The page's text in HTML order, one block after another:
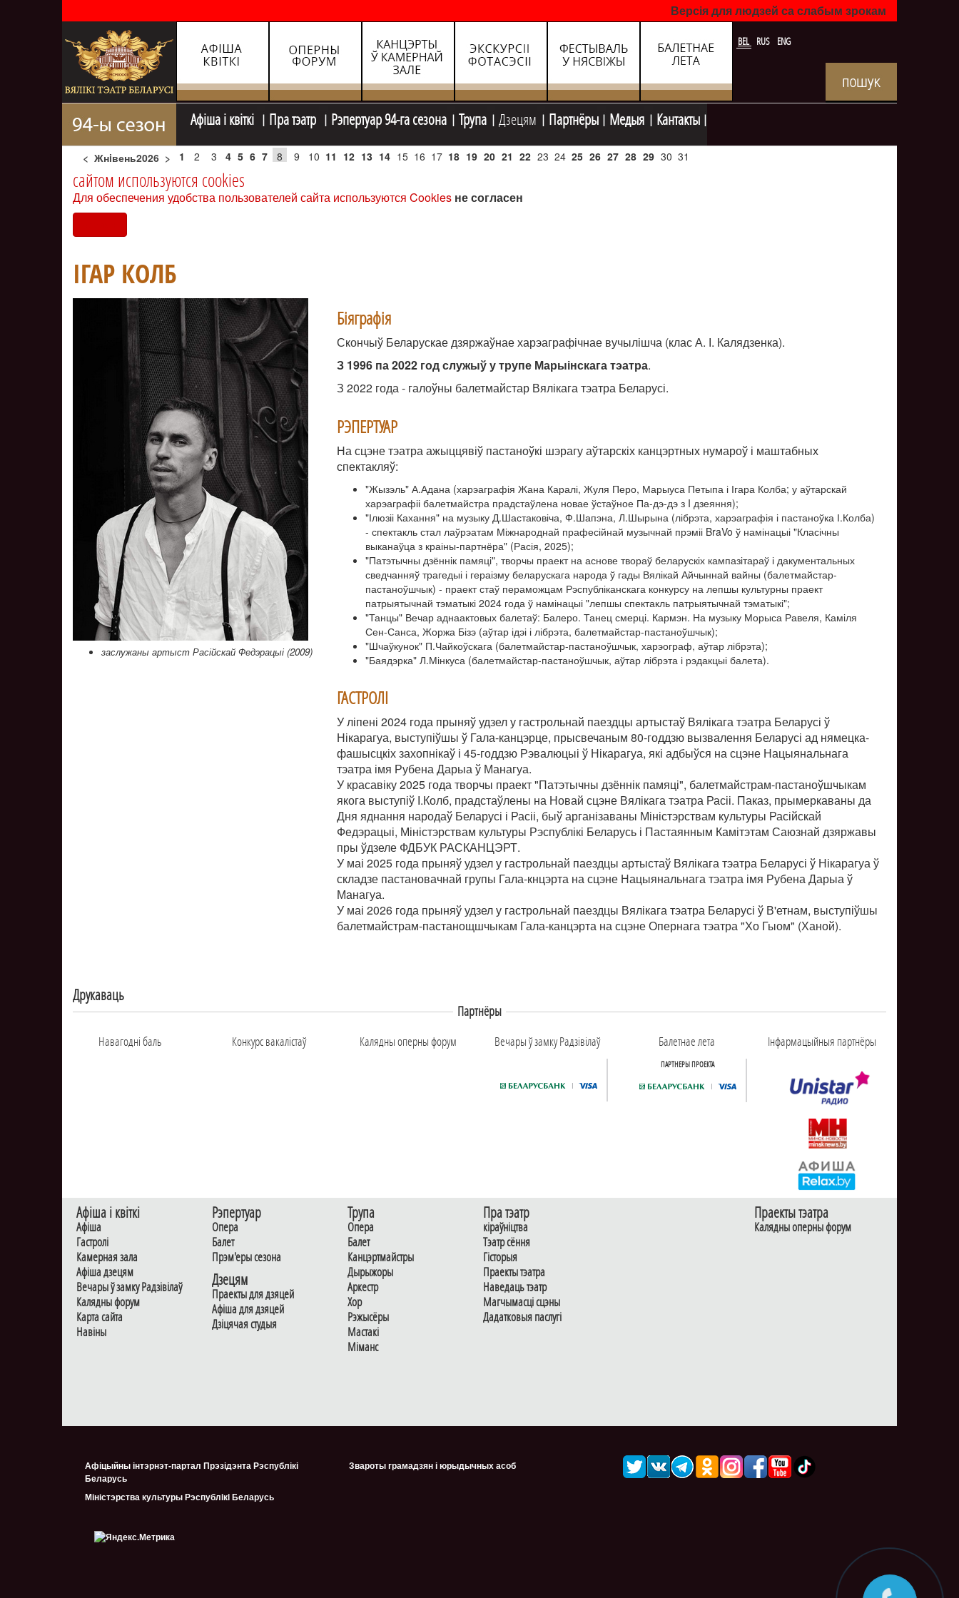
Версія для людзей са слабым зрокам
BEL RUS ENG
Афiша i квiткi Пра тэатр Рэпертуар 94-га сезона Трупа Дзецям Партнёры Медыя Кантакты
< Жнiвень2026 > 1 2 3 4 5 6 7 8 9 10 11 12 13 14 15 16 17 18 19 20 21 22 23 24 25 26 27 28 29 30 31
сайтом используются cookies
Для обеспечения удобства пользователей сайта используются Cookies не согласен
ІГАР КОЛБ
заслужаны артыст Расійскай Федэрацыі (2009)
Біяграфія
Скончыў Беларускае дзяржаўнае харэаграфічнае вучылішча (клас А. І. Калядзенка).
З 1996 па 2022 год служыў у трупе Марыінскага тэатра.
З 2022 года - галоўны балетмайстар Вялікага тэатра Беларусі.
РЭПЕРТУАР
На сцэне тэатра ажыццявіў пастаноўкі шэрагу аўтарскіх канцэртных нумароў і маштабных
спектакляў:
"Жызэль" А.Адана (харэаграфія Жана Каралі, Жуля Перо, Марыуса Петыпа і Ігара Колба; у аўтарскай
харэаграфіі балетмайстра прадстаўлена новае ўстаўное Па-дэ-дэ з I дзеяння);
"Ілюзіі Кахання" на музыку Д.Шастаковіча, Ф.Шапэна, Л.Шырына (лібрэта, харэаграфія і пастаноўка І.Колба)
- спектакль стал лаўрэатам Міжнароднай прафесійнай музычнай прэміі BraVo ў намінацыі "Класічны
выканаўца з краіны-партнёра" (Расія, 2025);
"Патэтычны дзённік памяці", творчы праект на аснове твораў беларускіх кампазітараў і дакументальных
сведчанняў трагедыі і гераізму беларускага народа ў гады Вялікай Айчыннай вайны (балетмайстар-
пастаноўшчык) - праект стаў пераможцам Рэспубліканскага конкурсу на лепшы культурны праект
патрыятычнай тэматыкі 2024 года ў намінацыі "лепшы спектакль патрыятычнай тэматыкі";
"Танцы" Вечар аднаактовых балетаў: Балеро. Танец смерці. Кармэн. На музыку Морыса Равеля, Каміля
Сен-Санса, Жоржа Бізэ (аўтар ідэі і лібрэта, балетмайстар-пастаноўшчык);
"Шчаўкунок" П.Чайкоўскага (балетмайстар-пастаноўшчык, харэограф, аўтар лібрэта);
"Баядэрка" Л.Мінкуса (балетмайстар-пастаноўшчык, аўтар лібрэта і рэдакцыі балета).
ГАСТРОЛІ
У ліпені 2024 года прыняў удзел у гастрольнай паездцы артыстаў Вялікага тэатра Беларусі ў
Нікарагуа, выступіўшы ў Гала-канцэрце, прысвечаным 80-годдзю вызвалення Беларусі ад нямецка-
фашысцкіх захопнікаў і 45-годдзю Рэвалюцыі ў Нікарагуа, які адбыўся на сцэне Нацыянальнага
тэатра імя Рубена Дарыа ў Манагуа.
У красавіку 2025 года творчы праект "Патэтычны дзённік памяці", балетмайстрам-пастаноўшчыкам
якога выступіў І.Колб, прадстаўлены на Новай сцэне Вялікага тэатра Расіі. Паказ, прымеркаваны да
Дня яднання народаў Беларусі і Расіі, быў арганізаваны Міністэрствам культуры Расійскай
Федэрацыі, Міністэрствам культуры Рэспублікі Беларусь і Пастаянным Камітэтам Саюзнай дзяржавы
пры ўдзеле ФДБУК РАСКАНЦЭРТ.
У маі 2025 года прыняў удзел у гастрольнай паездцы артыстаў Вялікага тэатра Беларусі ў Нікарагуа ў
складзе пастановачнай групы Гала-кнцэрта на сцэне Нацыянальнага тэатра імя Рубена Дарыа ў
Манагуа.
У маі 2026 года прыняў удзел у гастрольнай паездцы Вялікага тэатра Беларусі ў В'етнам, выступіўшы
балетмайстрам-пастанощшчыкам Гала-канцэрта на сцэне Опернага тэатра "Хо Гыом" (Ханой).
Друкаваць
Партнёры
Навагоднi баль
Конкурс вакалiстаў Калядны оперны форум Вечары ў замку Радзiвiлаў Балетнае лета
ПАРТНЕРЫ ПРОЕКТА
Інфармацыйныя партнёры
Афiша i квiткi
Афiша
Гастролi
Камерная зала
Афiша дзецям
Вечары ў замку Радзiвiлаў
Калядны форум
Карта сайта
Навiны
Рэпертуар
Опера
Балет
Прэм'еры сезона
Дзецям
Праекты для дзяцей
Афiша для дзяцей
Дзiцячая студыя
Трупа
Опера
Балет
Канцэртмайстры
Дырыжоры
Аркестр
Хор
Рэжысёры
Мастакі
Мiманс
Пра тэатр
кіраўніцтва
Тэатр сёння
Гiсторыя
Праекты тэатра
Наведаць тэатр
Магчымасцi сцэны
Дадаткoвыя паслугi
Праекты тэатра
Калядны оперны форум
Афіцыйны інтэрнэт-партал Прэзідэнта Рэспублікі
Беларусь
Міністэрства культуры Рэспублiкi Беларусь
Звароты грамадзян і юрыдычных асоб